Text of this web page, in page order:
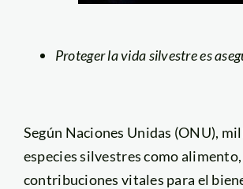
Proteger la vida silvestre es
Según Naciones Unidas (ONU),
especies silvestres como
contribuciones vitales para el